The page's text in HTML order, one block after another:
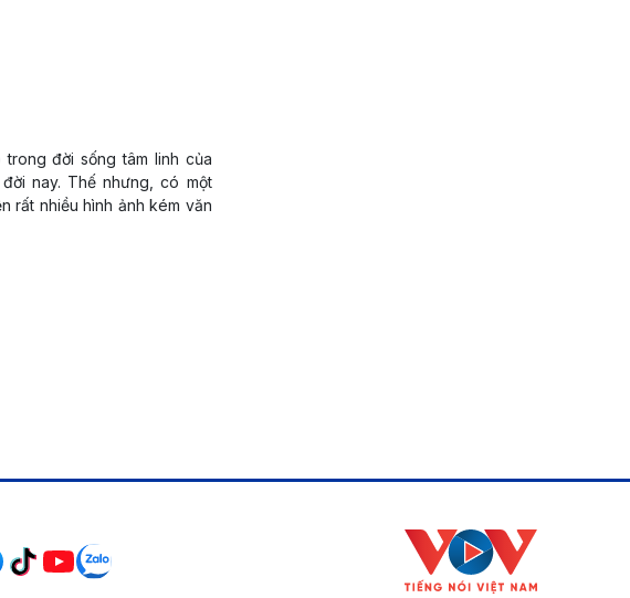
đời sống tâm linh của
nay. Thế nhưng, có một
rất nhiều hình ảnh kém văn